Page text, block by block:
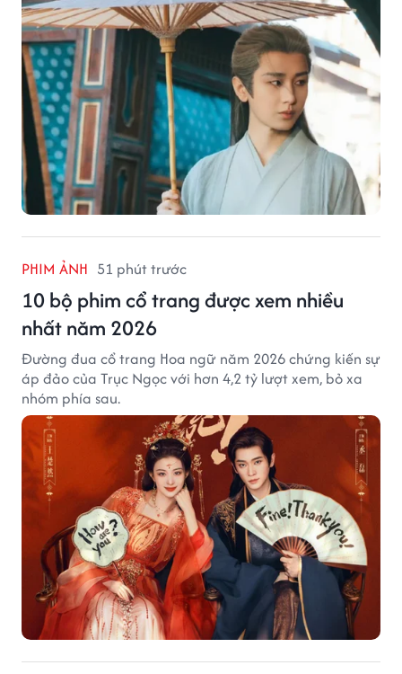
PHIM ẢNH 51 phút trước
10 bộ phim cổ trang được xem nhiều
nhất năm 2026
Đường đua cổ trang Hoa ngữ năm 2026 chứng kiến sự
áp đảo của Trục Ngọc với hơn 4,2 tỷ lượt xem, bỏ xa
nhóm phía sau.